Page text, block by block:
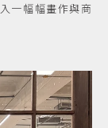
一幅幅畫作與商